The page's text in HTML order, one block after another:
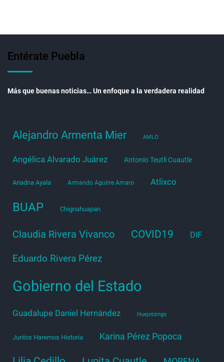
Entérate Puebla
Más que buenas noticias… Un enfoque a la verdadera realidad
Alejandro Armenta Mier AMLO
Angélica Alvarado Juárez Antonio Teutli Cuautle
Ariadna Ayala Armando Aguirre Amaro Atlixco
BUAP Chignahuapan
Claudia Rivera Vivanco COVID19 DIF
Eduardo Rivera Pérez
Gobierno del Estado
Guadalupe Daniel Hernández Huejotzingo
Juntos Haremos Historia Karina Pérez Popoca